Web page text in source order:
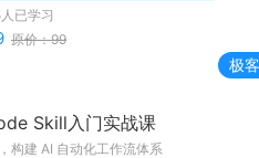
人已学习
原价：99
极
Skill入门实战课
构建 AI 自动化工作流体系